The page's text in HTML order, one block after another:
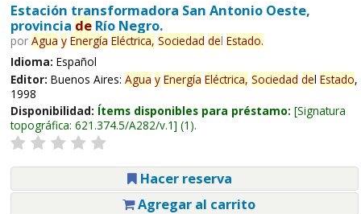
Estación transformadora San Antonio Oeste,
provincia deRío Negro.
por Agua y Energía Eléctrica, Sociedad del Estado.
Idioma: Español
Editor: Buenos Aires: Agua y Energía Eléctrica, Sociedad del Estado,
1998
Disponibilidad: Ítems disponibles para préstamo: Signatura
topográfica: 621.374.5/A282/v.1 (1).
Hacer reserva
Agregar al carrito